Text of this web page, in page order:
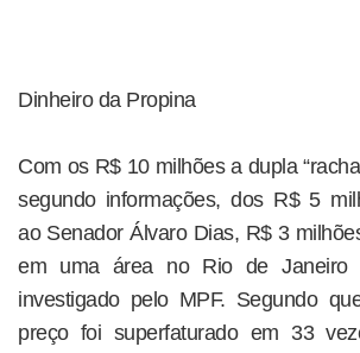
Dinheiro da Propina
Com os R$ 10 milhões a dupla
segundo informações, dos R$ 5
ao Senador Álvaro Dias, R$ 3
em uma área no Rio de Janeiro
investigado pelo MPF. Segundo
preço foi superfaturado em 33